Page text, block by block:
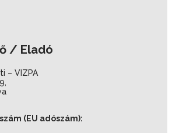
/ Eladó
– VIZPA
(EU adószám):